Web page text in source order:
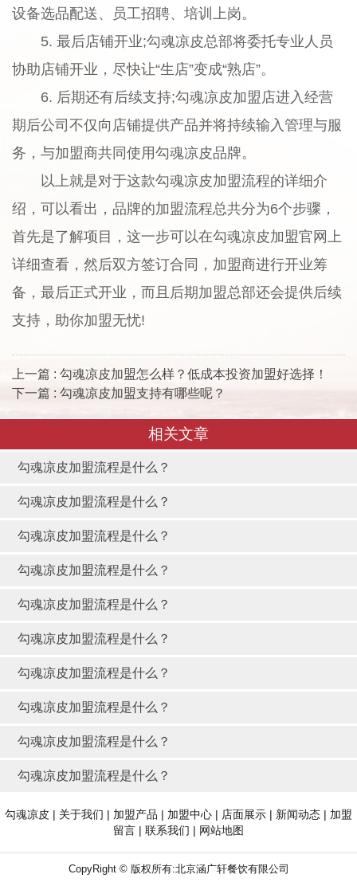
设备选品配送、员工招聘、培训上岗。
5. 最后店铺开业;勾魂凉皮总部将委托专业人员
协助店铺开业，尽快让“生店”变成“熟店”。
6. 后期还有后续支持;勾魂凉皮加盟店进入经营
期后公司不仅向店铺提供产品并将持续输入管理与服
务，与加盟商共同使用勾魂凉皮品牌。
以上就是对于这款勾魂凉皮加盟流程的详细介
绍，可以看出，品牌的加盟流程总共分为6个步骤，
首先是了解项目，这一步可以在勾魂凉皮加盟官网上
详细查看，然后双方签订合同，加盟商进行开业筹
备，最后正式开业，而且后期加盟总部还会提供后续
支持，助你加盟无忧!
上一篇 : 勾魂凉皮加盟怎么样？低成本投资加盟好选择！
下一篇 : 勾魂凉皮加盟支持有哪些呢？
相关文章
勾魂凉皮加盟流程是什么？
勾魂凉皮加盟流程是什么？
勾魂凉皮加盟流程是什么？
勾魂凉皮加盟流程是什么？
勾魂凉皮加盟流程是什么？
勾魂凉皮加盟流程是什么？
勾魂凉皮加盟流程是什么？
勾魂凉皮加盟流程是什么？
勾魂凉皮加盟流程是什么？
勾魂凉皮加盟流程是什么？
勾魂凉皮 关于我们 加盟产品 加盟中心 店面展示 新闻动态
加盟
留言
联系我们 网站地图
CopyRight © 版权所有:北京涵广轩餐饮有限公司